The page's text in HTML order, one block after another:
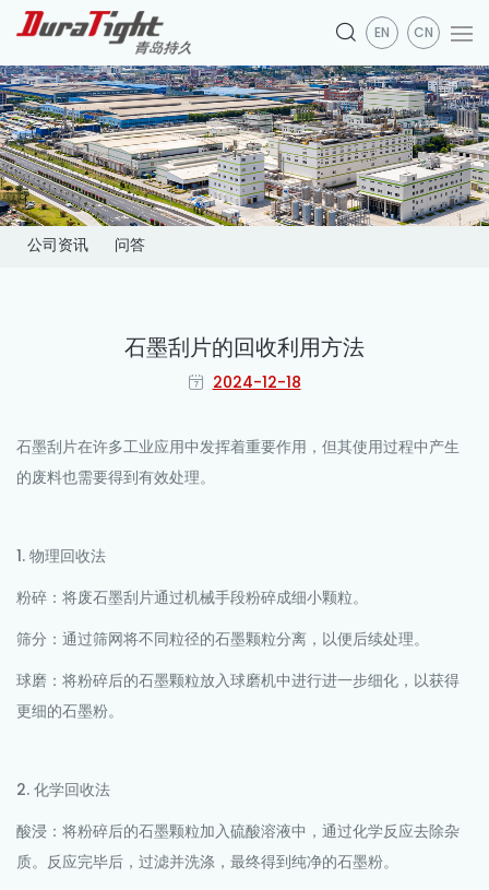
EN CN
公司资讯 问答
石墨刮片的回收利用方法
2024-12-18
石墨刮片在许多工业应用中发挥着重要作用，但其使用过程中产生
的废料也需要得到有效处理。
1. 物理回收法
粉碎：将废石墨刮片通过机械手段粉碎成细小颗粒。
筛分：通过筛网将不同粒径的石墨颗粒分离，以便后续处理。
球磨：将粉碎后的石墨颗粒放入球磨机中进行进一步细化，以获得
更细的石墨粉。
2. 化学回收法
酸浸：将粉碎后的石墨颗粒加入硫酸溶液中，通过化学反应去除杂
质。反应完毕后，过滤并洗涤，最终得到纯净的石墨粉。